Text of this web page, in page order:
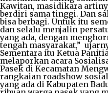
Kawitan, masidikara
berdiri sama tinggi. Dan
bisa berbagi. Untuk itu
dan selalu menjalin
yang ada, dengan
tengah masyarakat,”
Sementara itu Ketua
melaporkan acara
Pasek di Kecamatan
rangkaian roadshow
yang ada di Kabupaten